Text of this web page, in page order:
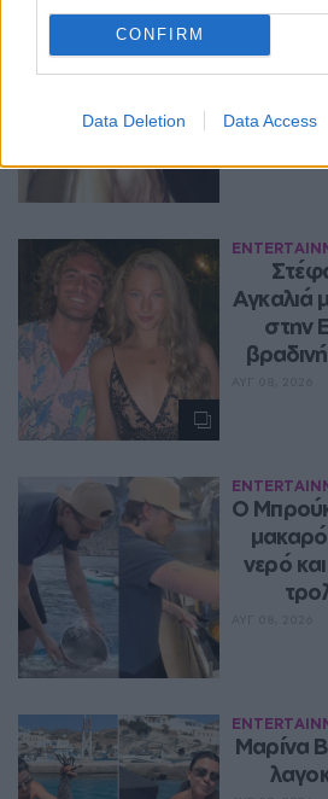
CONFIRM
Data Deletion Data Access
ΑΥΓ 08, 2026
Αγκαλιά
στην
Ο
νερό
Μαρίνα